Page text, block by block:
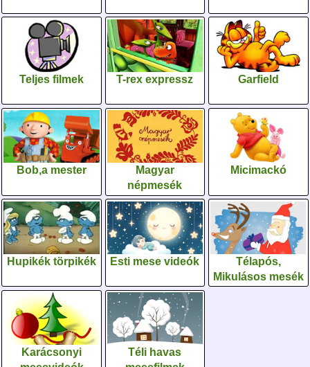
Teljes filmek T-rex expressz Garfield
Bob,a mester
Magyar
népmesék
Micimackó
Hupikék törpikék Esti mese videók
Télapós,
Mikulásos mesék
Karácsonyi
Téli havas